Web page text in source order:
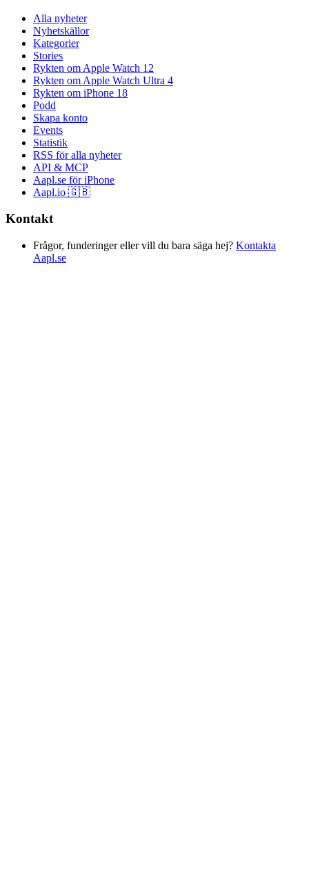
Alla nyheter
Nyhetskällor
Kategorier
Stories
Rykten om Apple Watch 12
Rykten om Apple Watch Ultra 4
Rykten om iPhone 18
Podd
Skapa konto
Events
Statistik
RSS för alla nyheter
API & MCP
Aapl.se för iPhone
Aapl.io 🇬🇧
Kontakt
Frågor, funderinger eller vill du bara säga hej? Kontakta
Aapl.se